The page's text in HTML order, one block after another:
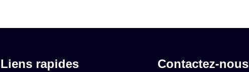
Liens rapides Contactez-nous